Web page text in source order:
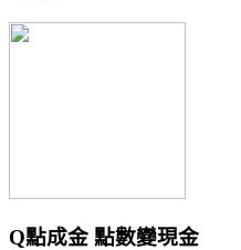
Q點成金 點數變現金